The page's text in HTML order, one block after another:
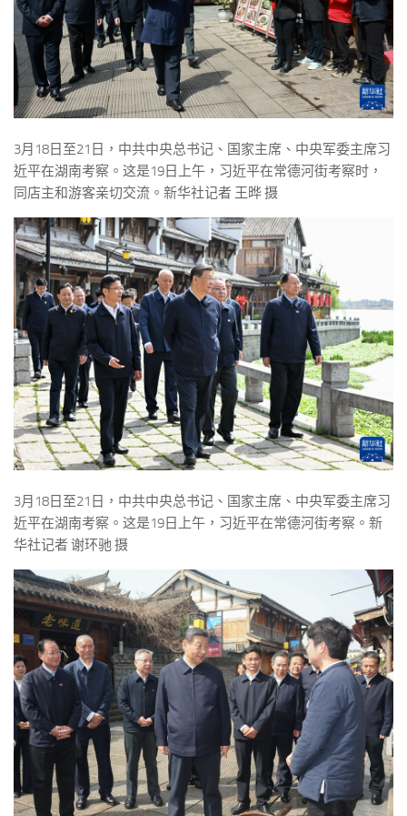
3月18日至21日，中共中央总书记、国家主席、中央军委主席习
近平在湖南考察。这是19日上午，习近平在常德河街考察时，
同店主和游客亲切交流。新华社记者 王晔 摄
3月18日至21日，中共中央总书记、国家主席、中央军委主席习
近平在湖南考察。这是19日上午，习近平在常德河街考察。新
华社记者 谢环驰 摄